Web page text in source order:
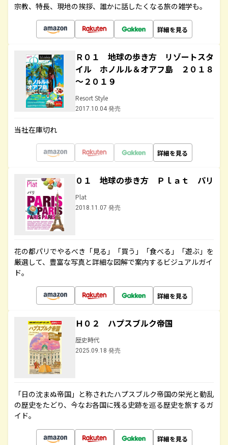
宗教、特長、現地の挨拶、誰かに話したくなる旅の雑学も。
詳細を見る
Ｒ０１ 地球の歩き方 リゾートスタ
イル ホノルル＆オアフ島 ２０１８
～２０１９
Resort Style
2017.10.04 発売
当社在庫切れ
詳細を見る
０１ 地球の歩き方 Ｐｌａｔ パリ
Plat
2018.11.07 発売
花の都パリでやるべき「見る」「買う」「食べる」「遊ぶ」を
厳選して、豊富な写真と詳細な図解で案内するビジュアルガイ
ド。
詳細を見る
Ｈ０２ ハプスブルク帝国
歴史時代
2025.09.18 発売
「日の沈まぬ帝国」と称されたハプスブルク帝国の栄光と動乱
の歴史をたどり、今なお各国に残る史跡を巡る歴史を旅するガ
イド。
詳細を見る